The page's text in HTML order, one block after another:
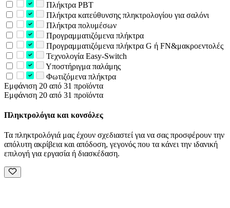
Πλήκτρα PBT
Πλήκτρα κατεύθυνσης πληκτρολογίου για σαλόνι
Πλήκτρα πολυμέσων
Προγραμματιζόμενα πλήκτρα
Προγραμματιζόμενα πλήκτρα G ή FN&μακροεντολές
Τεχνολογία Easy-Switch
Υποστήριγμα παλάμης
Φωτιζόμενα πλήκτρα
Εμφάνιση 20 από 31 προϊόντα
Εμφάνιση 20 από 31 προϊόντα
Πληκτρολόγια και κονσόλες
Τα πληκτρολόγιά μας έχουν σχεδιαστεί για να σας προσφέρουν την
απόλυτη ακρίβεια και απόδοση, γεγονός που τα κάνει την ιδανική
επιλογή για εργασία ή διασκέδαση.